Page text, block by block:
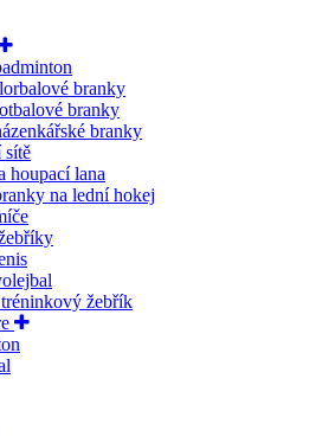
branky
branky
branky
sítě
houpací lana
na lední hokej
žebřík